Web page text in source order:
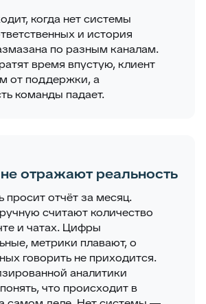
когда нет системы
и история
по разным каналам.
время впустую, клиент
от поддержки, а
команды падает.
не отражают реальность
просит отчёт за месяц.
считают количество
и чатах. Цифры
метрики плавают, о
говорить не приходится.
аналитики
что происходит в